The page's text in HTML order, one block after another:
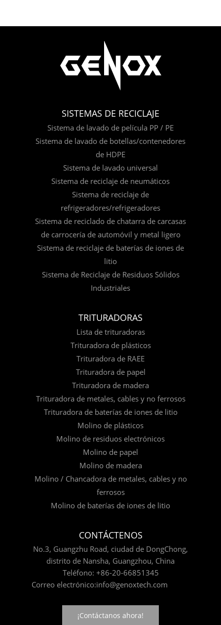
SISTEMAS DE RECICLAJE
Sistema de lavado de película PP / PE
Sistema de lavado de botellas/contenedores
de HDPE
Sistema de lavado universal
Sistema de reciclaje de neumáticos
Sistema de reciclaje de
refrigeradores/refrigeradores
Sistema de reciclado de chatarra de carcasas
de carrocería de automóvil y metal ligero
Sistema de reciclaje de baterías de iones de
litio
Sistema de Reciclaje de Residuos Sólidos
Industriales
TRITURADORAS
Lista de trituradoras
Trituradora de plásticos
Trituradora de RAEE
Trituradora de papel
Trituradora de madera
Trituradora de metales, cables y no ferrosos
Trituradora de baterías de iones de litio
Molino de plásticos
Molino de residuos electrónicos
Molino de papel
Molino de madera
Molino / Chancadora de metales, cables y no
ferrosos
Molino de baterías de iones de litio
CONTÁCTENOS
No.3, Guangzhu Road, ciudad de DongChong,
distrito de Nansha, Guangzhou, China
Teléfono: +86-20-66851345
Correo electrónico:info@genoxtech.com
¡Contáctanos ahora!